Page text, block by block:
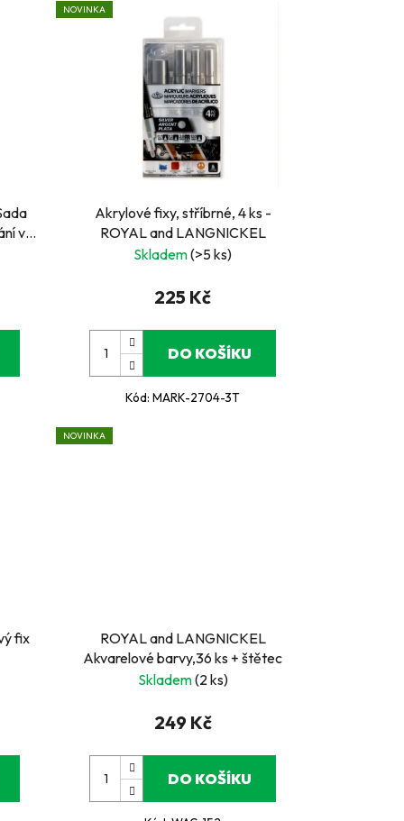
v
NOVINKA
Akrylové fixy, stříbrné, 4 ks -
ROYAL and LANGNICKEL
Skladem(>5 ks)
225 Kč
DO KOŠÍKU
Kód:MARK-2704-3T
fix
NOVINKA
ROYAL and LANGNICKEL
Akvarelové barvy,36 ks + štětec
Skladem(2 ks)
249 Kč
DO KOŠÍKU